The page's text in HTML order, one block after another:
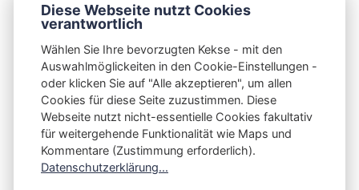
Thunderbird
S3N🧩NET
Integrating Open-Source Blog Network (iOSBN)
Impressum
Kontakt
Diese Webseite nutzt Cookies
verantwortlich
Wählen Sie Ihre bevorzugten Kekse - mit den
Auswahlmöglickeiten in den Cookie-Einstellungen -
oder klicken Sie auf "Alle akzeptieren", um allen
Cookies für diese Seite zuzustimmen. Diese
Webseite nutzt nicht-essentielle Cookies fakultativ
für weitergehende Funktionalität wie Maps und
Kommentare (Zustimmung erforderlich).
Datenschutzerklärung...